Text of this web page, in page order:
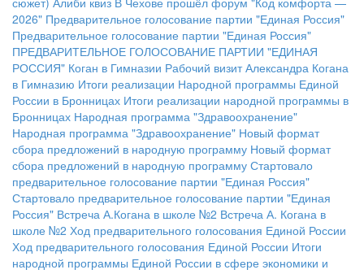
2026" Предварительное голосование партии "Единая Россия"
Предварительное голосование партии "Единая Россия"
ПРЕДВАРИТЕЛЬНОЕ ГОЛОСОВАНИЕ ПАРТИИ "ЕДИНАЯ
РОССИЯ" Коган в Гимназии Рабочий визит Александра Когана
в Гимназию Итоги реализации Народной программы Единой
России в Бронницах Итоги реализации народной программы в
Бронницах Народная программа "Здравоохранение"
Народная программа "Здравоохранение" Новый формат
сбора предложений в народную программу Новый формат
сбора предложений в народную программу Стартовало
предварительное голосование партии "Единая Россия"
Стартовало предварительное голосование партии "Единая
Россия" Встреча А.Когана в школе №2 Встреча А. Когана в
школе №2 Ход предварительного голосования Единой России
Ход предварительного голосования Единой России Итоги
народной программы Единой России в сфере экономики и